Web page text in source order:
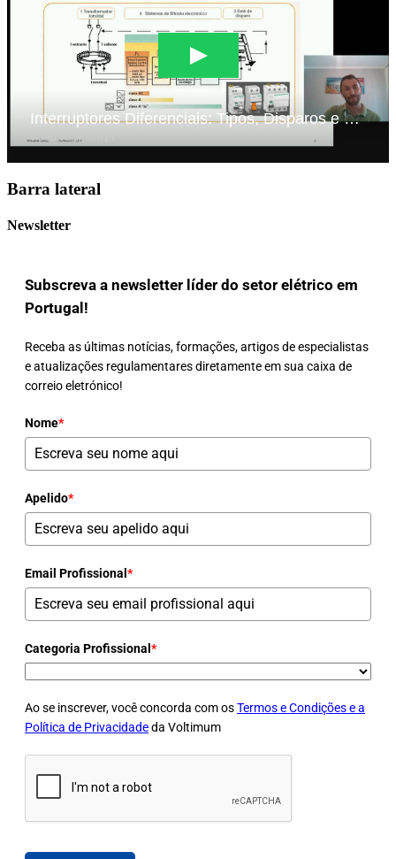
Barra lateral
Newsletter
Subscreva a newsletter líder do setor elétrico em
Portugal!
Receba as últimas notícias, formações, artigos de especialistas
e atualizações regulamentares diretamente em sua caixa de
correio eletrónico!
Nome*
Apelido*
Email Profissional *
Categoria Profissional *
Ao se inscrever, você concorda com osTermos e Condições e a
Política de Privacidadeda Voltimum